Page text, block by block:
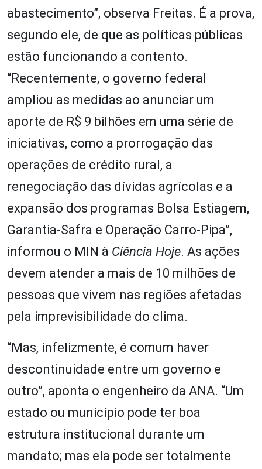
abastecimento”, observa Freitas. É a prova,
segundo ele, de que as políticas públicas
estão funcionando a contento.
“Recentemente, o governo federal
ampliou as medidas ao anunciar um
aporte de R$ 9 bilhões em uma série de
iniciativas, como a prorrogação das
operações de crédito rural, a
renegociação das dívidas agrícolas e a
expansão dos programas Bolsa Estiagem,
Garantia-Safra e Operação Carro-Pipa”,
informou o MIN à Ciência Hoje. As ações
devem atender a mais de 10 milhões de
pessoas que vivem nas regiões afetadas
pela imprevisibilidade do clima.
“Mas, infelizmente, é comum haver
descontinuidade entre um governo e
outro”, aponta o engenheiro da ANA. “Um
estado ou município pode ter boa
estrutura institucional durante um
mandato; mas ela pode ser totalmente